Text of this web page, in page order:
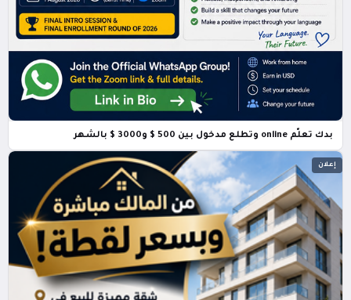
بدك تعلّم online وتطلع مدخول بين 500 $ و3000 $ بالشهر
إعلان